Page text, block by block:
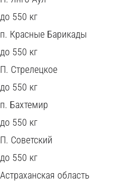
до 550 кг
п. Красные Барикады
до 550 кг
П. Стрелецкое
до 550 кг
п. Бахтемир
до 550 кг
П. Советский
до 550 кг
Астраханская область
W
O
O
D